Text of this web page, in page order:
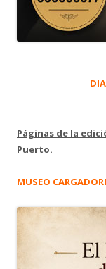
Páginas de la
Puerto.
MUSEO